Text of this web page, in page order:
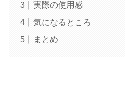
実際の使用感
気になるところ
まとめ